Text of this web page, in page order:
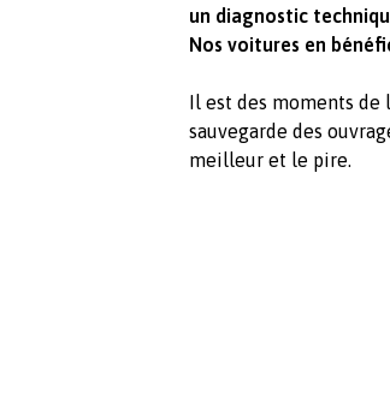
un diagnostic
Nos voitures en
Il est des moments de
sauvegarde des
meilleur et le pire.